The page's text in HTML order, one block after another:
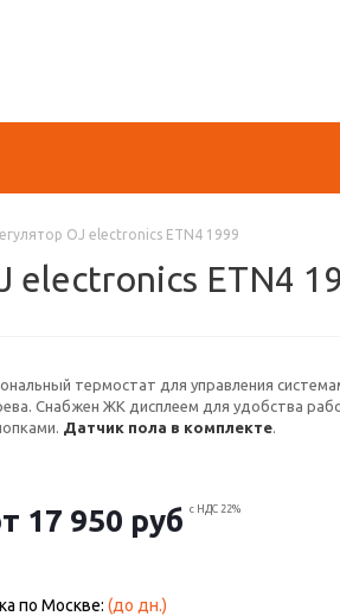
OJ electronics ETN4 1999
electronics ETN4
термостат для управления
Снабжен ЖК дисплеем для удобства
Датчик пола в комплекте.
17 950 руб с НДС 22%
по Москве:(до дн.)